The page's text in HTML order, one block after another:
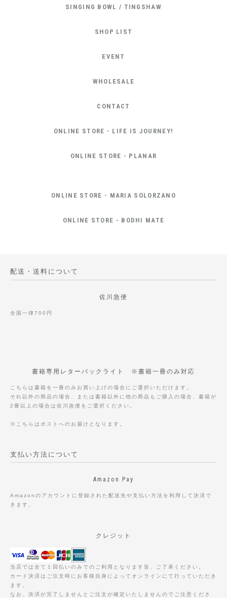
SINGING BOWL / TINGSHAW
SHOP LIST
EVENT
WHOLESALE
CONTACT
ONLINE STORE - LIFE IS JOURNEY!
ONLINE STORE - PLANAR
ONLINE STORE - MARIA SOLORZANO
ONLINE STORE - BODHI MATE
配送・送料について
佐川急便
全国一律700円
書籍専用レターパックライト ※書籍一冊のみ対応
こちらは書籍を一冊のみお買い上げの場合にご選択いただけます。
それ以外の商品の場合、または書籍以外に他の商品もご購入の場合、書籍が
2冊以上の場合は佐川急便をご選択ください。
※こちらはポストへのお届けとなります。
支払い方法について
Amazon Pay
Amazonのアカウントに登録された配送先や支払い方法を利用して決済で
きます。
クレジット
当店では全て１回払いのみでのご利用となります旨、ご了承ください。
カード決済はご注文時にお客様自身によってオンラインにて行っていただき
ます。
なお、決済が完了しませんとご注文が確定いたしませんのでご注意くださ